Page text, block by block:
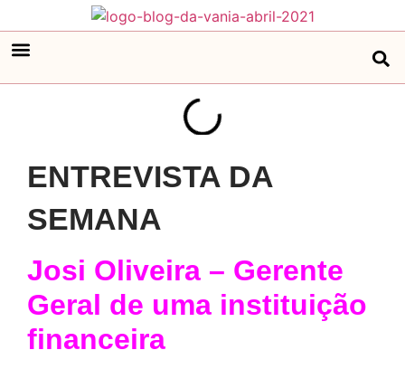
ENTREVISTA DA
SEMANA
Josi Oliveira – Gerente
Geral de uma instituição
financeira